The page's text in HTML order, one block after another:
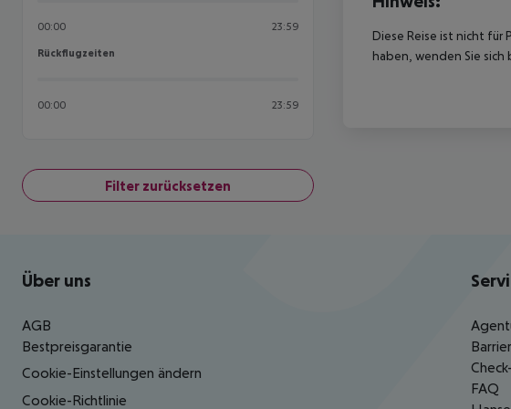
00:00 23:59
Rückflugzeiten
Rückflugzeiten
00:00 23:59
Filter zurücksetzen
Diese Reise ist nicht
haben, wenden Sie sich
Footer navigation
Über uns
AGB
Bestpreisgarantie
Cookie-Einstellungen ändern
Cookie-Richtlinie
FAQ